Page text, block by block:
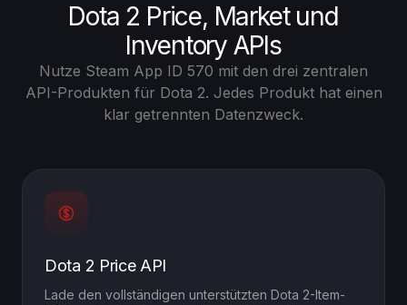
Dota 2 Price, Market und
Inventory APIs
Nutze Steam App ID 570 mit den drei zentralen
API-Produkten für Dota 2. Jedes Produkt hat einen
klar getrennten Datenzweck.
Dota 2 Price API
Lade den vollständigen unterstützten Dota 2-Item-